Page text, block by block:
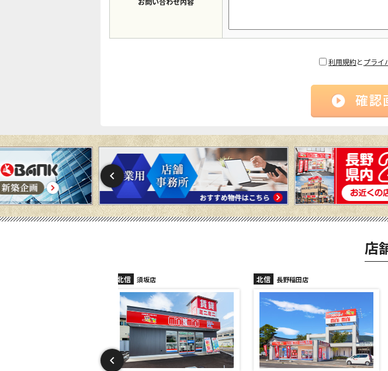
利用規約とプライ
店
北信 長野稲田店 北信 長野高田店